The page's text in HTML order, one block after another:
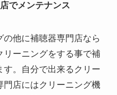
でメンテナンス
他に補聴器専門店なら
リーニングをする事で補
。自分で出来るクリー
門店にはクリーニング機